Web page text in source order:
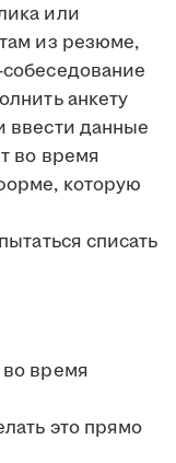
или
из резюме,
анкету
ввести данные
во время
которую
списать
время
это прямо